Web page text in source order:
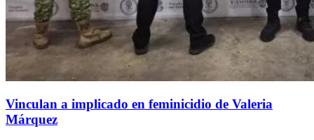
Vinculan a implicado en feminicidio de Valeria
Márquez